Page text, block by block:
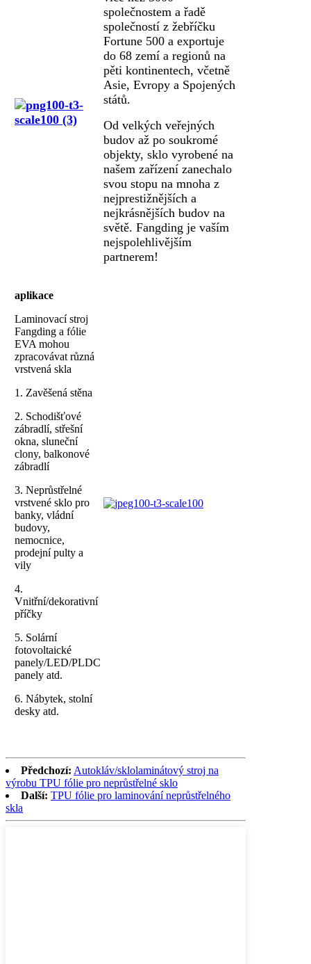
společnostem a řadě
společností z žebříčku
Fortune 500 a exportuje
do 68 zemí a regionů na
pěti kontinentech, včetně
Asie, Evropy a Spojených
států.
Od velkých veřejných
budov až po soukromé
objekty, sklo vyrobené na
našem zařízení zanechalo
svou stopu na mnoha z
nejprestižnějších a
nejkrásnějších budov na
světě. Fangding je vaším
nejspolehlivějším
partnerem!
aplikace
Laminovací stroj
Fangding a fólie
EVA mohou
zpracovávat různá
vrstvená skla
1. Zavěšená stěna
2. Schodišťové
zábradlí, střešní
okna, sluneční
clony, balkonové
zábradlí
3. Neprůstřelné
vrstvené sklo pro
banky, vládní
budovy,
nemocnice,
prodejní pulty a
vily
4.
Vnitřní/dekorativní
příčky
5. Solární
fotovoltaické
panely/LED/PLDC
panely atd.
6. Nábytek, stolní
desky atd.
Předchozí: Autokláv/sklolaminátový stroj na
výrobu TPU fólie pro neprůstřelné sklo
Další: TPU fólie pro laminování neprůstřelného
skla